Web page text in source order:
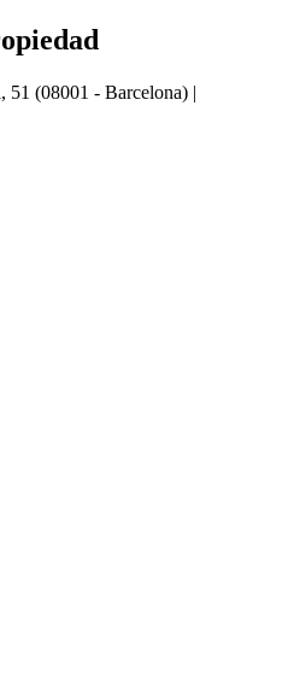
51 (08001 - Barcelona) |